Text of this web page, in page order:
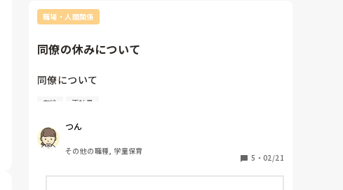
職場・人間関係
同僚の休みについて
同僚について
今年度に入ってきた新入社員がことあるごとに仕事を
す💦
体調不良なのかなんなのかわからないですが、休みが
多くて正直他の同僚も「またか」という気持ちになり
つつあります。
有給 正社員
つん
その他の職種, 学童保育
5 ・ 02/21